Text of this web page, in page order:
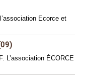
Ecorce et
L’association ÉCORCE